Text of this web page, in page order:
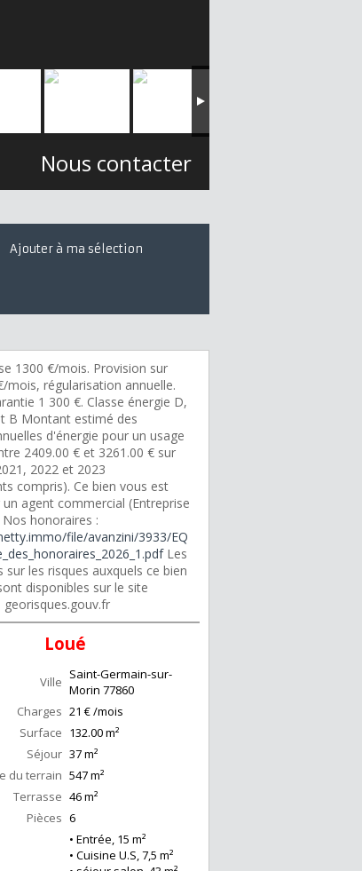
Nous contacter
Ajouter à ma sélection
1300 €/mois. Provision sur
mois, régularisation annuelle.
1 300 €. Classe énergie D,
B Montant estimé des
d'énergie pour un usage
2409.00 € et 3261.00 € sur
2022 et 2023
compris). Ce bien vous est
agent commercial (Entreprise
honoraires :
file/avanzini/3933/EQ
Les
les risques auxquels ce bien
disponibles sur le site
georisques.gouv.fr
Loué
Ville Saint-Germain-sur-
Morin 77860
Charges 21 € /mois
Surface 132.00m²
Séjour 37m²
du terrain 547 m²
Terrasse 46m²
Pièces 6
• Entrée, 15 m²
• Cuisine U.S, 7,5 m²